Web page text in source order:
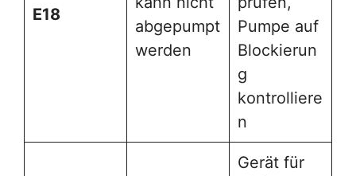
E18
abgepumpt
werden
Pumpe auf
Blockierun
g
kontrolliere
n
Gerät für